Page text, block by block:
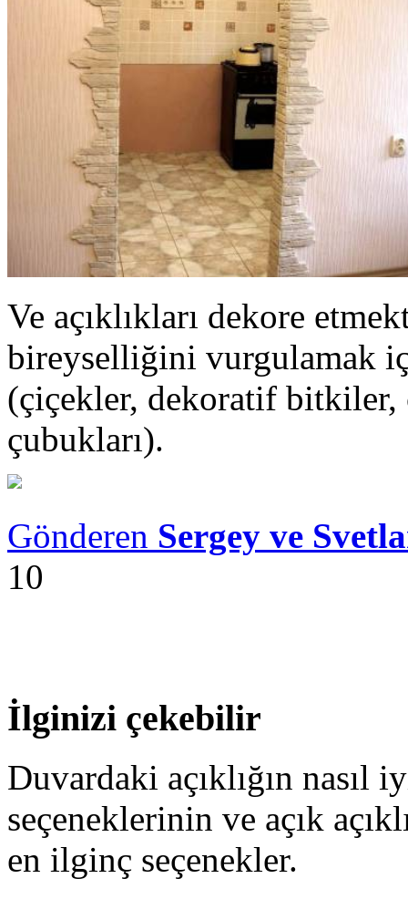
Ve açıklıkları dekore
bireyselliğini vurgulamak
(çiçekler, dekoratif bitkiler,
çubukları).
Gönderen Sergey ve
10
İlginizi çekebilir
Duvardaki açıklığın nasıl
seçeneklerinin ve açık
en ilginç seçenekler.